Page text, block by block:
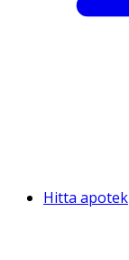
Hitta apotek